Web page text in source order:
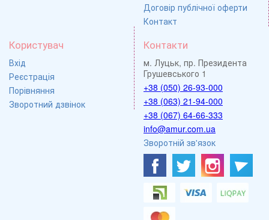
Договір публічної оферти
Контакт
Користувач
Вхід
Реєстрація
Порівняння
Зворотний дзвінок
Контакти
м. Луцьк, пр. Президента
Грушевського 1
+38 (050) 26-93-000
+38 (063) 21-94-000
+38 (067) 64-66-333
info@amur.com.ua
Зворотній зв'язок